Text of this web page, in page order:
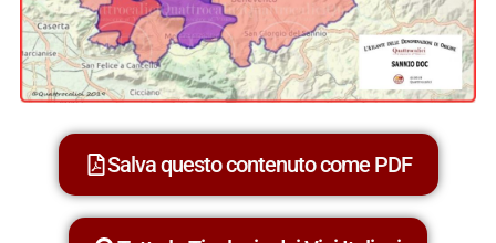
Salva questo contenuto come PDF